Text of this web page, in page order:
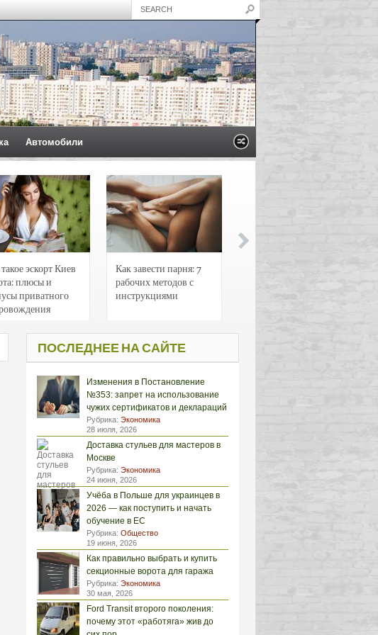
Автомобили
эскорт Киев
плюсы и
приватного
Как завести парня: 7
рабочих методов с
инструкциями
ПОСЛЕДНЕЕ НА САЙТЕ
Изменения в Постановление
№353: запрет на использование
чужих сертификатов и деклараций
Рубрика: Экономика
28 июля, 2026
Доставка стульев для мастеров в
Москве
Рубрика: Экономика
24 июня, 2026
Учёба в Польше для украинцев в
2026 — как поступить и начать
обучение в ЕС
Рубрика: Общество
19 июня, 2026
Как правильно выбрать и купить
секционные ворота для гаража
Рубрика: Экономика
30 мая, 2026
Ford Transit второго поколения:
почему этот «работяга» жив до